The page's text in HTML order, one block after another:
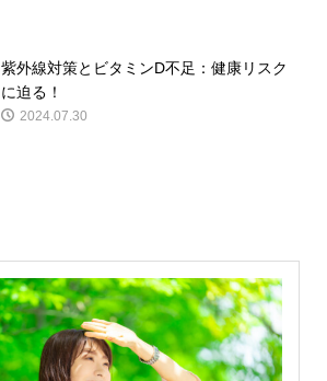
紫外線対策とビタミンD不足：健康リスク
に迫る！
2024.07.30